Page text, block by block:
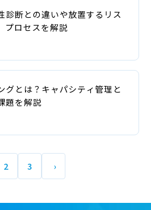
診断との違いや放置するリス
プロセスを解説
グとは？キャパシティ管理と
題を解説
Page
2 Page
3